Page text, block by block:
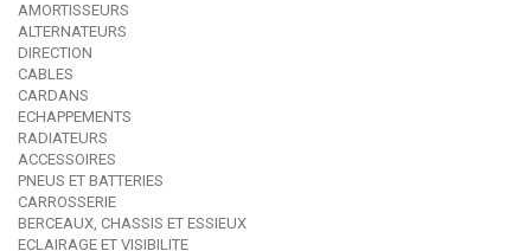
AMORTISSEURS
ALTERNATEURS
DIRECTION
CABLES
CARDANS
ECHAPPEMENTS
RADIATEURS
ACCESSOIRES
PNEUS ET BATTERIES
CARROSSERIE
BERCEAUX, CHASSIS ET ESSIEUX
ECLAIRAGE ET VISIBILITE